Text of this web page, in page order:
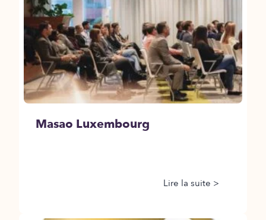
Masao Luxembourg
Lire la suite >